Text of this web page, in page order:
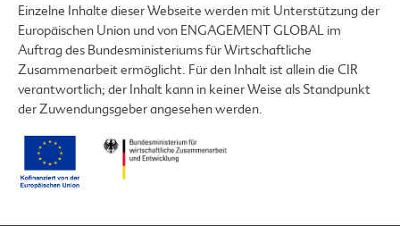
Einzelne Inhalte dieser Webseite werden mit Unterstützung der
Europäischen Union und von ENGAGEMENT GLOBAL im
Auftrag des Bundesministeriums für Wirtschaftliche
Zusammenarbeit ermöglicht. Für den Inhalt ist allein die CIR
verantwortlich; der Inhalt kann in keiner Weise als Standpunkt
der Zuwendungsgeber angesehen werden.